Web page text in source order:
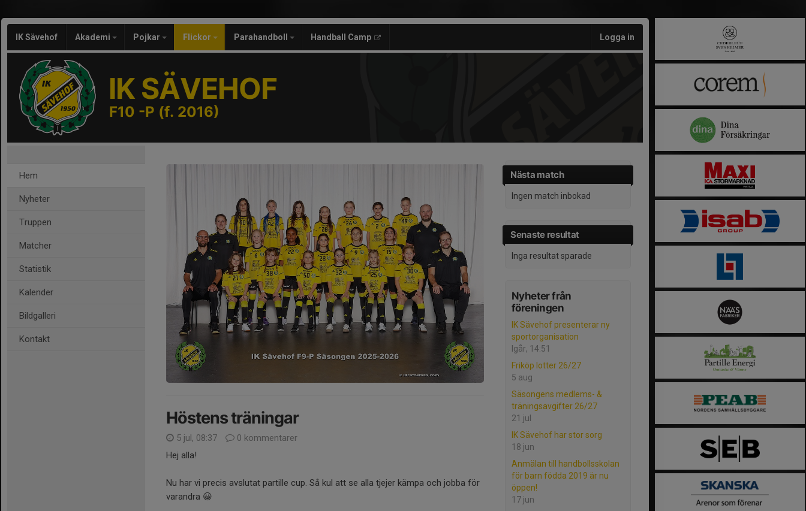
IK Sävehof Akademi Pojkar Flickor Parahandboll Handball Camp Logga in
IK SÄVEHOF
F10 -P (f. 2016)
Hem
Nyheter
Truppen
Matcher
Statistik
Kalender
Bildgalleri
Kontakt
Nästa match
Ingen match inbokad
Senaste resultat
Inga resultat sparade
Nyheter från
föreningen
IK Sävehof presenterar ny
sportorganisation
Igår, 14:51
Friköp lotter 26/27
5 aug
Säsongens medlems- &
träningsavgifter 26/27
21 jul
IK Sävehof har stor sorg
18 jun
Anmälan till handbollsskolan
för barn födda 2019 är nu
öppen!
17 jun
Höstens träningar
5 jul, 08:37
0 kommentarer
Hej alla!
Nu har vi precis avslutat partille cup. Så kul att se alla tjejer kämpa och jobba för
varandra 😀